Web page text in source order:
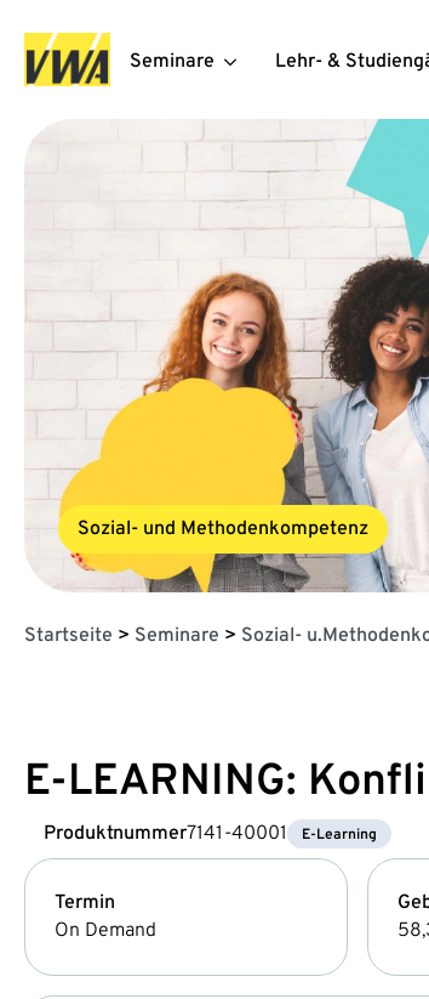
Seminare Lehr- &
Sozial- und Methodenkompetenz
Startseite > Seminare > Sozial-
E-LEARNING:
Produktnummer7141-40001 E-Learning
Termin
On Demand